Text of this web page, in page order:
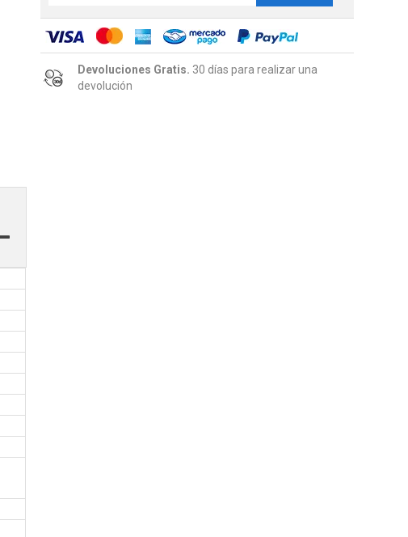
Devoluciones Gratis. 30 días para realizar una
devolución